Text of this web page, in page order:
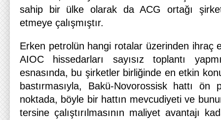
sahip bir ülke olarak da ACG ortağı
etmeye çalışmıştır.
Erken petrolün hangi rotalar üzerinden ihraç
AIOC hissedarları sayısız toplantı
esnasında, bu şirketler birliğinde en etkin
bastırmasıyla, Bakü-Novorossisk hattı ön
noktada, böyle bir hattın mevcudiyeti ve
tersine çalıştırılmasının maliyet avantajı